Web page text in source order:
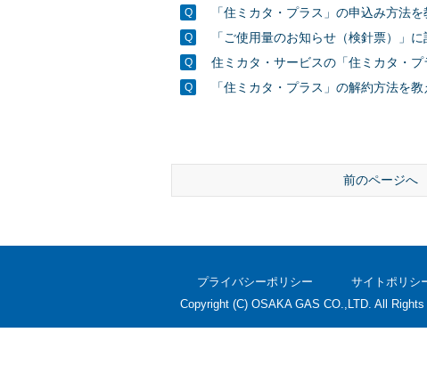
「住ミカタ・プラス」の申込み方法を
「ご使用量のお知らせ（検針票）」
住ミカタ・サービスの「住ミカタ・プ
「住ミカタ・プラス」の解約方法を教
前のページへ
プライバシーポリシー サイトポリシ
Copyright (C) OSAKA GAS CO.,LTD. All Rights